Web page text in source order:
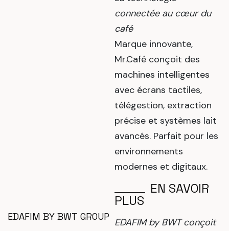
connectée au cœur du
café
Marque innovante,
Mr.Café conçoit des
machines intelligentes
avec écrans tactiles,
télégestion, extraction
précise et systèmes lait
avancés. Parfait pour les
environnements
modernes et digitaux.
EN SAVOIR
PLUS
EDAFIM BY BWT GROUP EDAFIM by BWTconçoit